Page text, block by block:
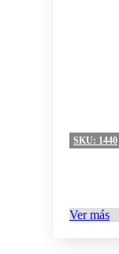
SKU: 1440
Ver más